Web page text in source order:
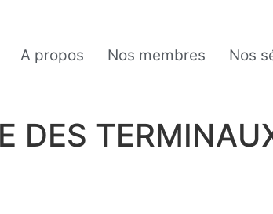
A propos Nos membres Nos
DES